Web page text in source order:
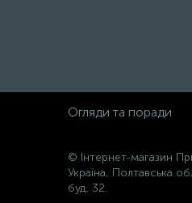
Огляди та поради
© Інтернет-магазин
Україна, Полтавська
буд. 32.